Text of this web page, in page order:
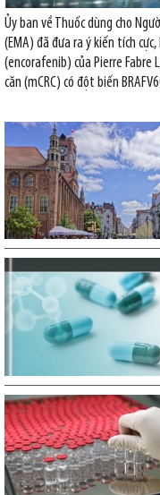
Ủy ban về Thuốc dùng cho
(EMA) đã đưa ra ý kiến tích
(encorafenib) của Pierre
căn (mCRC) có đột biến